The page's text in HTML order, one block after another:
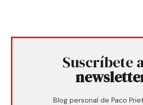
Suscríbete
Blog personal de Paco